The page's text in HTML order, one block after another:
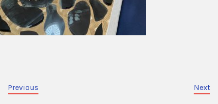
Previous Next